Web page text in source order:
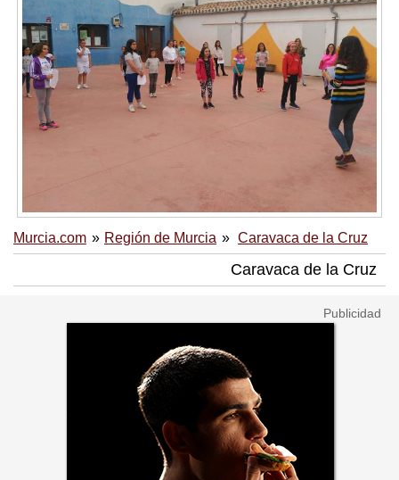
Murcia.com Región de Murcia Caravaca de la Cruz
Caravaca de la Cruz